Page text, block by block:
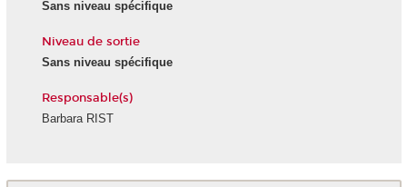
Sans niveau spécifique
Niveau de sortie
Sans niveau spécifique
Responsable(s)
Barbara RIST